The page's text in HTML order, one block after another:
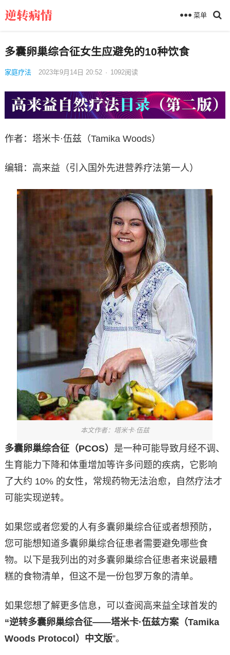
菜单
多囊卵巢综合征女生应避免的10种饮食
家庭疗法 2023年9月14日 20:52 · 1092阅读
作者：塔米卡·伍兹（Tamika Woods）
编辑：高来益（引入国外先进营养疗法第一人）
本文作者：塔米卡·伍兹
多囊卵巢综合征（PCOS） 是一种可能导致月经不调、
生育能力下降和体重增加等许多问题的疾病，它影响
了大约 10% 的女性，常规药物无法治愈，自然疗法才
可能实现逆转。
如果您或者您爱的人有多囊卵巢综合征或者想预防，
您可能想知道多囊卵巢综合征患者需要避免哪些食
物。以下是我列出的对多囊卵巢综合征患者来说最糟
糕的食物清单，但这不是一份包罗万象的清单。
如果您想了解更多信息，可以查阅高来益全球首发的
“逆转多囊卵巢综合征——塔米卡·伍兹方案（Tamika
Woods Protocol）中文版”。